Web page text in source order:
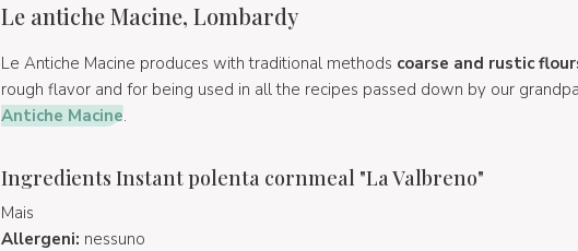
Le antiche Macine, Lombardy
Le Antiche Macine produces with traditional methods coarse and rustic
rough flavor and for being used in all the recipes passed down by our
Antiche Macine.
Ingredients Instant polenta cornmeal "La Valbreno"
Mais
Allergeni: nessuno